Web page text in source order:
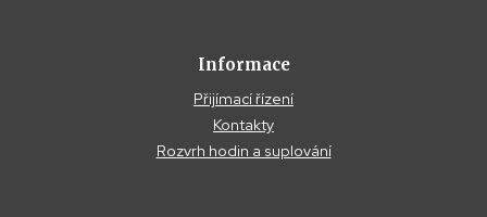
Informace
Přijímací řízení
Kontakty
Rozvrh hodin a suplování